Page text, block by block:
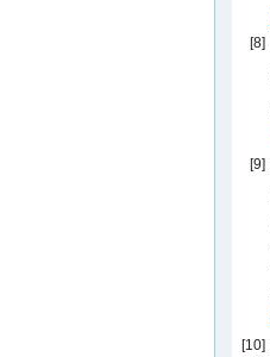
[8]
[9]
[10]